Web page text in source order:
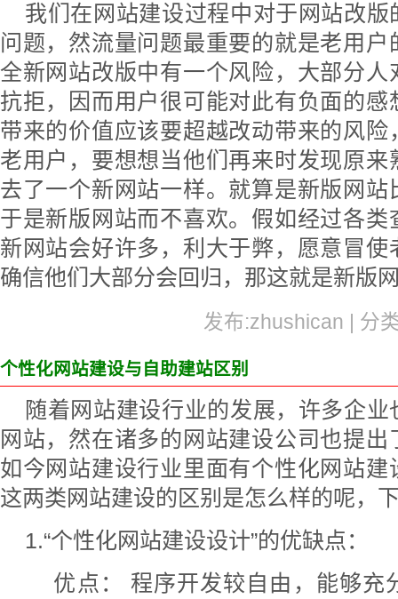
我们在网站建设过程中对于网站改
问题，然流量问题最重要的就是老用
全新网站改版中有一个风险，大部分
抗拒，因而用户很可能对此有负面的
带来的价值应该要超越改动带来的风
老用户，要想想当他们再来时发现原
去了一个新网站一样。就算是新版网
于是新版网站而不喜欢。假如经过各
新网站会好许多，利大于弊，愿意冒
确信他们大部分会回归，那这就是新版
发布:zhushican | 分
个性化网站建设与自助建站区别
随着网站建设行业的发展，许多企
网站，然在诸多的网站建设公司也提
如今网站建设行业里面有个性化网站
这两类网站建设的区别是怎么样的呢，
1.“个性化网站建设设计”的优缺点：
优点： 程序开发较自由，能够充